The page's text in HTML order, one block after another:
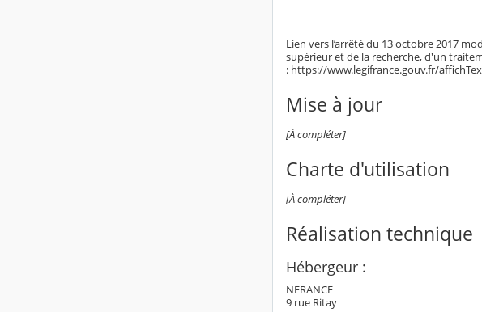
Lien vers l’arrêté du 13 octobre 2017
supérieur et de la recherche, d'un
: https://www.legifrance.gouv.fr/
Mise à jour
[À compléter]
Charte d'utilisation
[À compléter]
Réalisation technique
Hébergeur :
NFRANCE
9 rue Ritay